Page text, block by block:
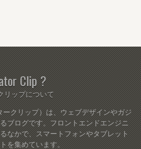
Clip ?
リップについて
クリップ）は、ウェブデザインやガジ
ブログです。フロントエンドエンジニ
なかで、スマートフォンやタブレット
を集めています。